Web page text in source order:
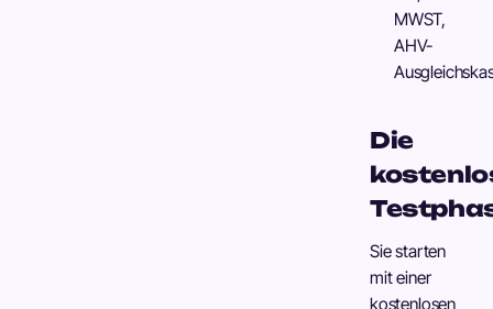
MWST,
AHV-
Die
Sie starten
mit einer
kostenlosen